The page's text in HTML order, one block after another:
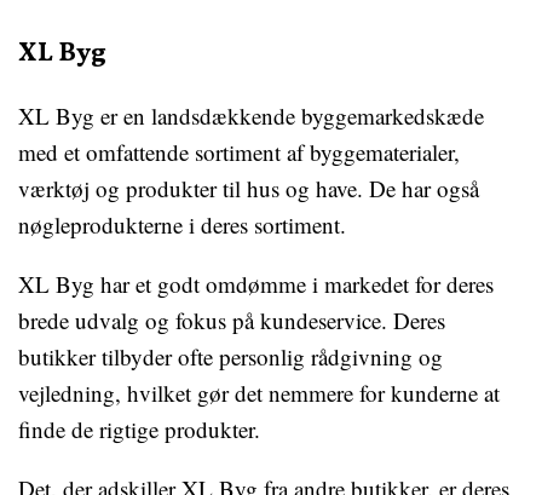
XL Byg
XL Byg er en landsdækkende byggemarkedskæde
med et omfattende sortiment af byggematerialer,
værktøj og produkter til hus og have. De har også
nøgleprodukterne i deres sortiment.
XL Byg har et godt omdømme i markedet for deres
brede udvalg og fokus på kundeservice. Deres
butikker tilbyder ofte personlig rådgivning og
vejledning, hvilket gør det nemmere for kunderne at
finde de rigtige produkter.
Det, der adskiller XL Byg fra andre butikker, er deres